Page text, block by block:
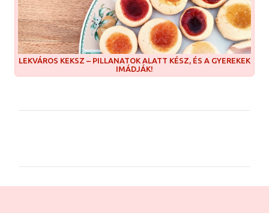
LEKVÁROS KEKSZ – PILLANATOK ALATT KÉSZ, ÉS A GYEREKEK
IMÁDJÁK!